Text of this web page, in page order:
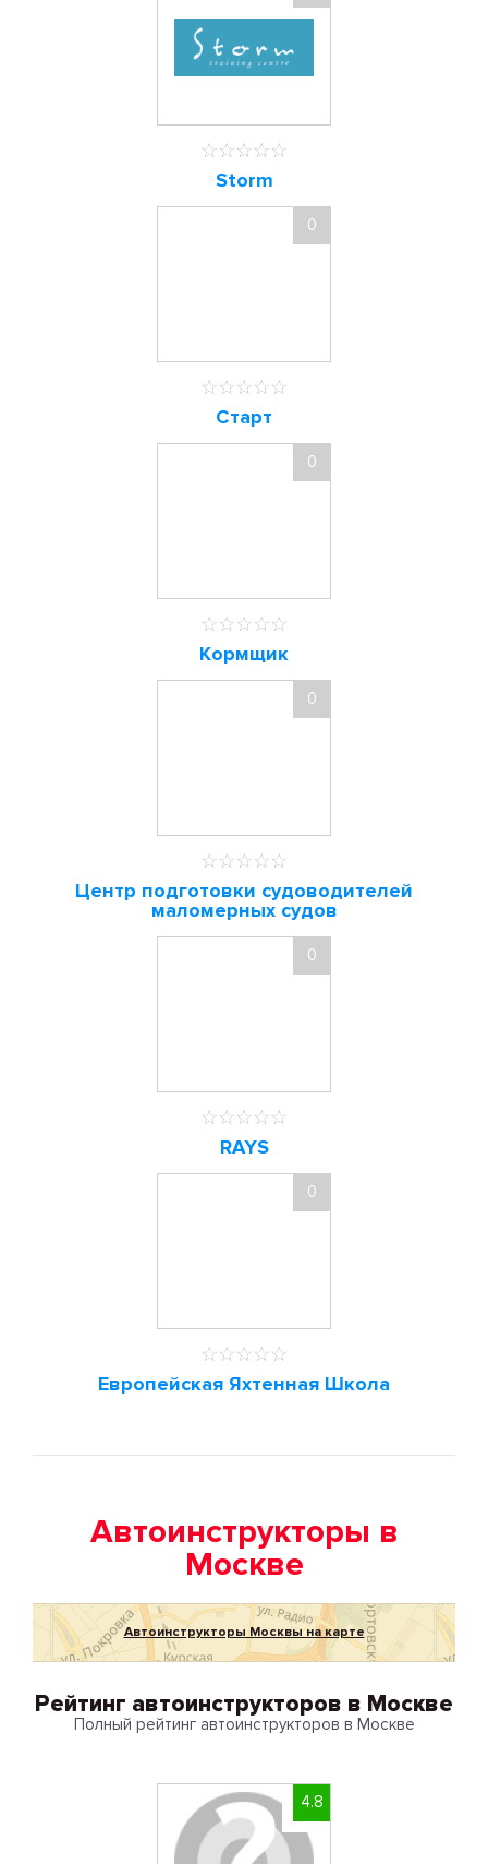
Storm
0
Старт
0
Кормщик
0
Центр подготовки судоводителей
маломерных судов
0
RAYS
0
Европейская Яхтенная Школа
Автоинструкторы в
Москве
Автоинструкторы Москвы на карте
Рейтинг автоинструкторов в Москве
Полный рейтинг автоинструкторов в Москве
4.8